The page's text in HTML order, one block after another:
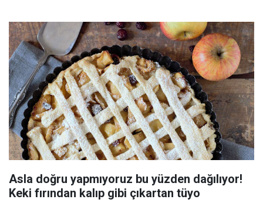
Asla doğru yapmıyoruz bu yüzden dağılıyor!
Keki fırından kalıp gibi çıkartan tüyo